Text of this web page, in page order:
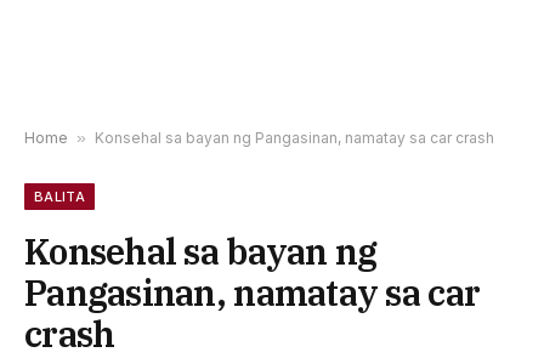
Home » Konsehal sa bayan ng Pangasinan, namatay sa car crash
BALITA
Konsehal sa bayan ng
Pangasinan, namatay sa car
crash